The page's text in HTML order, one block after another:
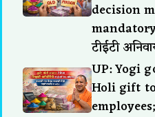
decision
टीईटी
UP: Yogi
Holi gift